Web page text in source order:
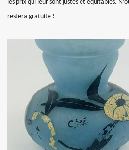
les prix qui leur sont justes et équitables.
restera gratuite !